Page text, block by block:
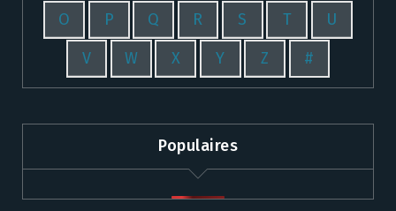
O P Q R S T U
V W X Y Z #
Populaires